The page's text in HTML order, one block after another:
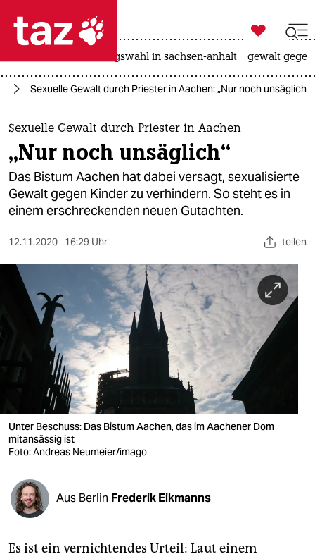
 taz zahl ich
taz zahl ich
themen
politik
öko
sport
berlin
wahrheit
verlag
verlag
shop
fragen & hilfe

taz zahl ich
landtagswahl in sachsen-anhalt gewalt
Sexuelle Gewalt durch Priester in Aachen: „Nur noch unsäglich“
Sexuelle Gewalt durch Priester in Aachen
„Nur noch unsäglich“
Das Bistum Aachen hat dabei versagt, sexualisierte
Gewalt gegen Kinder zu verhindern. So steht es in
einem erschreckenden neuen Gutachten.
12.11.2020 16:29 Uhr teilen
Unter Beschuss: Das Bistum Aachen, das im Aachener Dom
mitansässig ist
Foto: Andreas Neumeier/imago
Aus Berlin Frederik Eikmanns
Es ist ein vernichtendes Urteil: Laut einem